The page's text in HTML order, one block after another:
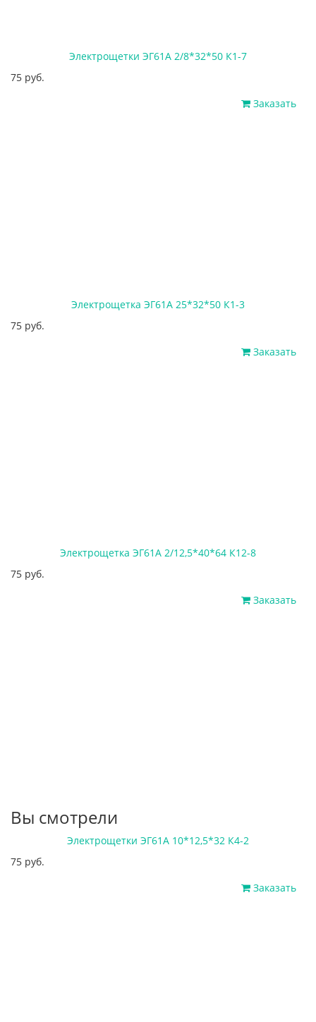
Электрощетки ЭГ61А 2/8*32*50 К1-7
75 руб.
Заказать
Электрощетка ЭГ61А 25*32*50 К1-3
75 руб.
Заказать
Электрощетка ЭГ61А 2/12,5*40*64 К12-8
75 руб.
Заказать
Вы смотрели
Электрощетки ЭГ61А 10*12,5*32 К4-2
75 руб.
Заказать